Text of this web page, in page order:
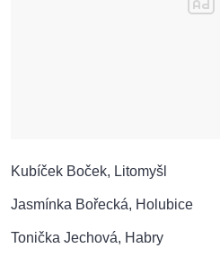
Kubíček Boček, Litomyšl
Jasmínka Bořecká, Holubice
Tonička Jechová, Habry